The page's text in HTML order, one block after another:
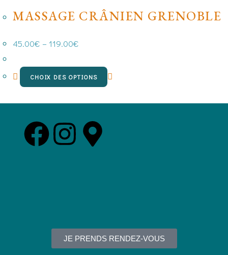
MASSAGE CRÂNIEN GRENOBLE
45.00€ – 119.00€
CHOIX DES OPTIONS
JE PRENDS RENDEZ-VOUS